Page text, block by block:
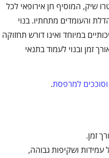
שיק, המוסיף חן אירופאי לכל
והעומדים מתחתיו. בנוי
במיוחד ואינו דורש תחזוקה
זמן ובנוי לעמוד בתנאי
וסוככים למרפסת.
זמן.
בעובי 4 מ"מ בעל עמידות ושקיפות גבוהה,